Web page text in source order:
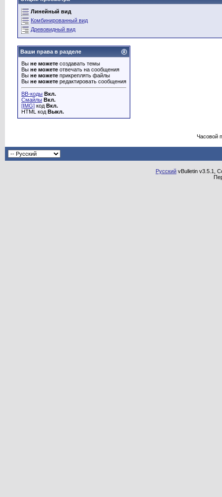
Линейный вид
Комбинированный вид
Древовидный вид
Ваши права в разделе
Вы не можете создавать темы
Вы не можете отвечать на сообщения
Вы не можете прикреплять файлы
Вы не можете редактировать сообщения
BB-коды Вкл.
Смайлы Вкл.
[IMG] код Вкл.
HTML код Выкл.
Часовой
Русский vBulletin v3.5.1,